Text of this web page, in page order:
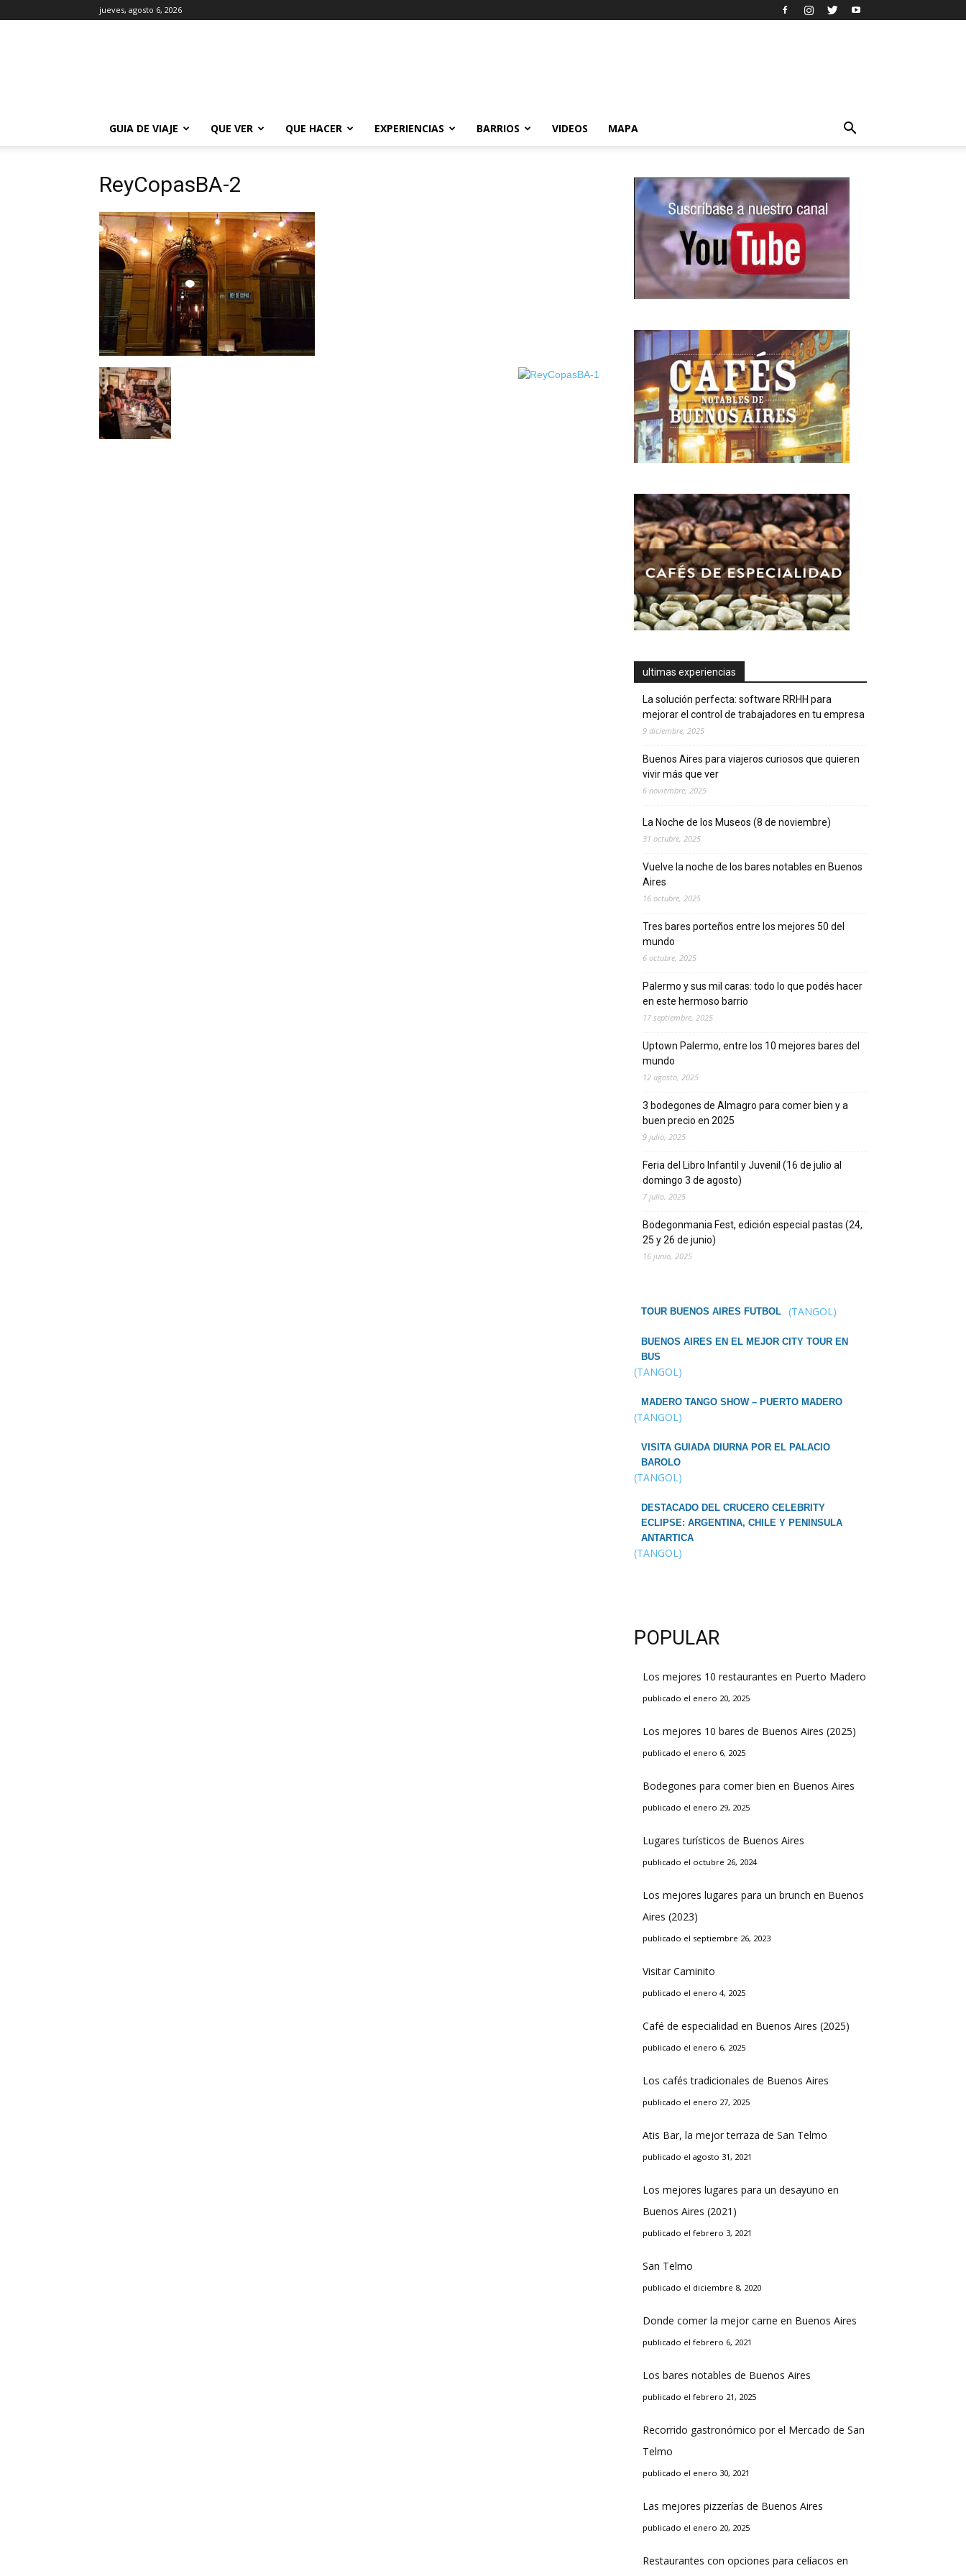
jueves, agosto 6, 2026
GUIA DE VIAJE
QUE VER QUE HACER EXPERIENCIAS BARRIOS VIDEOS MAPA
ReyCopasBA-2
ultimas experiencias
La solución perfecta: software RRHH para
mejorar el control de trabajadores en tu empresa
9 diciembre, 2025
Buenos Aires para viajeros curiosos que quieren
vivir más que ver
6 noviembre, 2025
La Noche de los Museos (8 de noviembre)
31 octubre, 2025
Vuelve la noche de los bares notables en Buenos
Aires
16 octubre, 2025
Tres bares porteños entre los mejores 50 del
mundo
6 octubre, 2025
Palermo y sus mil caras: todo lo que podés hacer
en este hermoso barrio
17 septiembre, 2025
Uptown Palermo, entre los 10 mejores bares del
mundo
12 agosto, 2025
3 bodegones de Almagro para comer bien y a
buen precio en 2025
9 julio, 2025
Feria del Libro Infantil y Juvenil (16 de julio al
domingo 3 de agosto)
7 julio, 2025
Bodegonmania Fest, edición especial pastas (24,
25 y 26 de junio)
16 junio, 2025
TOUR BUENOS AIRES FUTBOL (TANGOL)
BUENOS AIRES EN EL MEJOR CITY TOUR EN
BUS
(TANGOL)
MADERO TANGO SHOW – PUERTO MADERO
(TANGOL)
VISITA GUIADA DIURNA POR EL PALACIO
BAROLO
(TANGOL)
DESTACADO DEL CRUCERO CELEBRITY
ECLIPSE: ARGENTINA, CHILE Y PENINSULA
ANTARTICA
(TANGOL)
POPULAR
Los mejores 10 restaurantes en Puerto Madero
publicado el enero 20, 2025
Los mejores 10 bares de Buenos Aires (2025)
publicado el enero 6, 2025
Bodegones para comer bien en Buenos Aires
publicado el enero 29, 2025
Lugares turísticos de Buenos Aires
publicado el octubre 26, 2024
Los mejores lugares para un brunch en Buenos
Aires (2023)
publicado el septiembre 26, 2023
Visitar Caminito
publicado el enero 4, 2025
Café de especialidad en Buenos Aires (2025)
publicado el enero 6, 2025
Los cafés tradicionales de Buenos Aires
publicado el enero 27, 2025
Atis Bar, la mejor terraza de San Telmo
publicado el agosto 31, 2021
Los mejores lugares para un desayuno en
Buenos Aires (2021)
publicado el febrero 3, 2021
San Telmo
publicado el diciembre 8, 2020
Donde comer la mejor carne en Buenos Aires
publicado el febrero 6, 2021
Los bares notables de Buenos Aires
publicado el febrero 21, 2025
Recorrido gastronómico por el Mercado de San
Telmo
publicado el enero 30, 2021
Las mejores pizzerías de Buenos Aires
publicado el enero 20, 2025
Restaurantes con opciones para celíacos en